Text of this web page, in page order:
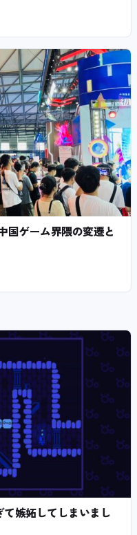
国ゲーム界隈の変遷と
嫉妬してしまいまし